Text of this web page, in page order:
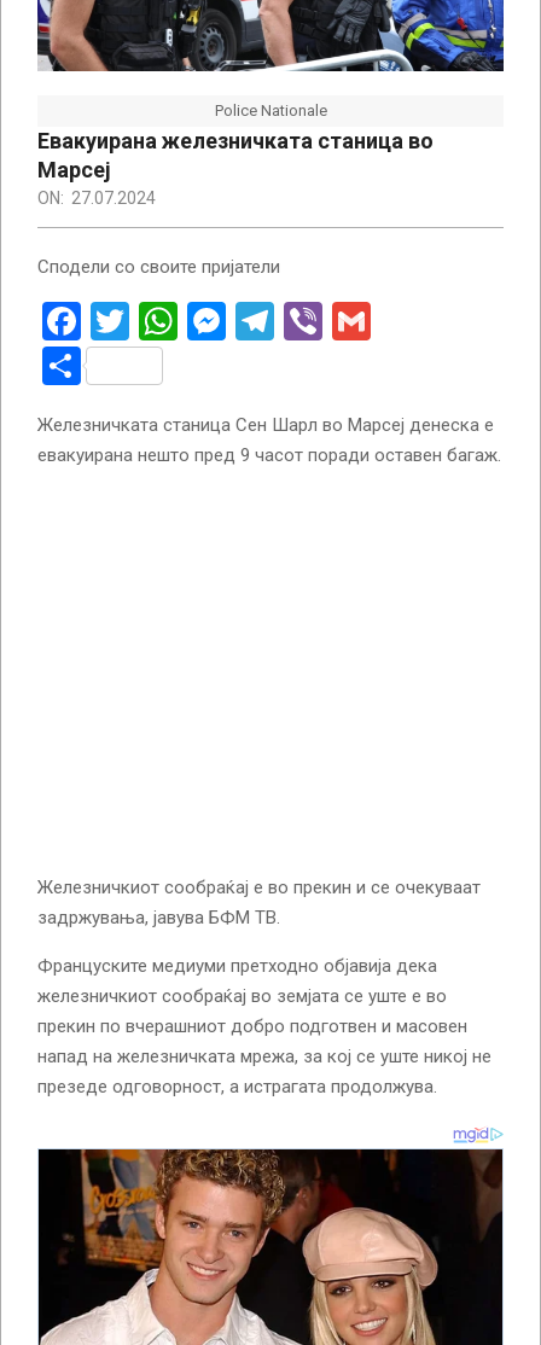
Police Nationale
Евакуирана железничката станица во
Марсеј
ON: 27.07.2024
Сподели со своите пријатели
Facebook
Twitter
WhatsApp
Messenger
Telegram
Viber
Share
Железничката станица Сен Шарл во Марсеј денеска е
евакуирана нешто пред 9 часот поради оставен багаж.
Железничкиот сообраќај е во прекин и се очекуваат
задржувања, јавува БФМ ТВ.
Француските медиуми претходно објавија дека
железничкиот сообраќај во земјата се уште е во
прекин по вчерашниот добро подготвен и масовен
напад на железничката мрежа, за кој се уште никој не
презеде одговорност, а истрагата продолжува.